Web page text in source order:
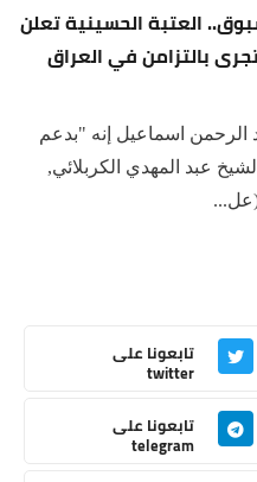
العتبة الحسينية تعلن
بالتزامن في العراق
الرحمن اسماعيل إنه "بدعم
عبد المهدي الكربلائي,
تابعونا على
twitter
تابعونا على
telegram